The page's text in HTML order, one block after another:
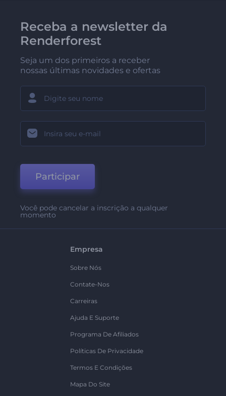
Receba a newsletter da
Renderforest
Seja um dos primeiros a receber
nossas últimas novidades e ofertas
Participar
Você pode cancelar a inscrição a qualquer
momento
Empresa
Sobre Nós
Contate-Nos
Carreiras
Ajuda E Suporte
Programa De Afiliados
Políticas De Privacidade
Termos E Condições
Mapa Do Site